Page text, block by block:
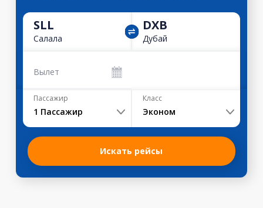
SLL
Салала
DXB
Дубай
Вылет
Пассажир
1 Пассажир
Класс
Эконом
Искать рейсы